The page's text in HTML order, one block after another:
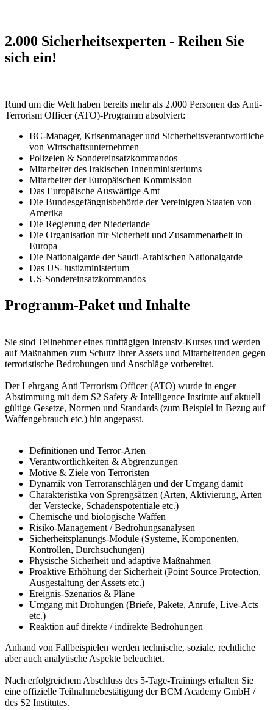
2.000 Sicherheitsexperten - Reihen Sie
sich ein!
Rund um die Welt haben bereits mehr als 2.000 Personen das Anti-
Terrorism Officer (ATO)-Programm absolviert:
BC-Manager, Krisenmanager und Sicherheitsverantwortliche
von Wirtschaftsunternehmen
Polizeien & Sondereinsatzkommandos
Mitarbeiter des Irakischen Innenministeriums
Mitarbeiter der Europäischen Kommission
Das Europäische Auswärtige Amt
Die Bundesgefängnisbehörde der Vereinigten Staaten von
Amerika
Die Regierung der Niederlande
Die Organisation für Sicherheit und Zusammenarbeit in
Europa
Die Nationalgarde der Saudi-Arabischen Nationalgarde
Das US-Justizministerium
US-Sondereinsatzkommandos
Programm-Paket und Inhalte
Sie sind Teilnehmer eines fünftägigen Intensiv-Kurses und werden
auf Maßnahmen zum Schutz Ihrer Assets und Mitarbeitenden gegen
terroristische Bedrohungen und Anschläge vorbereitet.
Der Lehrgang Anti Terrorism Officer (ATO) wurde in enger
Abstimmung mit dem S2 Safety & Intelligence Institute auf aktuell
gültige Gesetze, Normen und Standards (zum Beispiel in Bezug auf
Waffengebrauch etc.) hin angepasst.
Definitionen und Terror-Arten
Verantwortlichkeiten & Abgrenzungen
Motive & Ziele von Terroristen
Dynamik von Terroranschlägen und der Umgang damit
Charakteristika von Sprengsätzen (Arten, Aktivierung, Arten
der Verstecke, Schadenspotentiale etc.)
Chemische und biologische Waffen
Risiko-Management / Bedrohungsanalysen
Sicherheitsplanungs-Module (Systeme, Komponenten,
Kontrollen, Durchsuchungen)
Physische Sicherheit und adaptive Maßnahmen
Proaktive Erhöhung der Sicherheit (Point Source Protection,
Ausgestaltung der Assets etc.)
Ereignis-Szenarios & Pläne
Umgang mit Drohungen (Briefe, Pakete, Anrufe, Live-Acts
etc.)
Reaktion auf direkte / indirekte Bedrohungen
Anhand von Fallbeispielen werden technische, soziale, rechtliche
aber auch analytische Aspekte beleuchtet.
Nach erfolgreichem Abschluss des 5-Tage-Trainings erhalten Sie
eine offizielle Teilnahmebestätigung der BCM Academy GmbH /
des S2 Institutes.